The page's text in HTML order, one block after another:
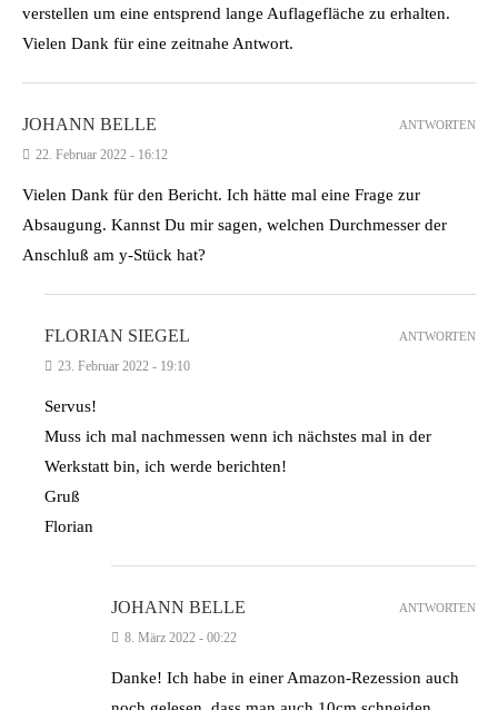
verstellen um eine entsprend lange Auflagefläche zu erhalten.
Vielen Dank für eine zeitnahe Antwort.
JOHANN BELLE
22. Februar 2022 - 16:12
Vielen Dank für den Bericht. Ich hätte mal eine Frage zur
Absaugung. Kannst Du mir sagen, welchen Durchmesser der
Anschluß am y-Stück hat?
ANTWORTEN
FLORIAN SIEGEL
23. Februar 2022 - 19:10
Servus!
Muss ich mal nachmessen wenn ich nächstes mal in der
Werkstatt bin, ich werde berichten!
Gruß
Florian
ANTWORTEN
JOHANN BELLE
8. März 2022 - 00:22
Danke! Ich habe in einer Amazon-Rezession auch
ANTWORTEN